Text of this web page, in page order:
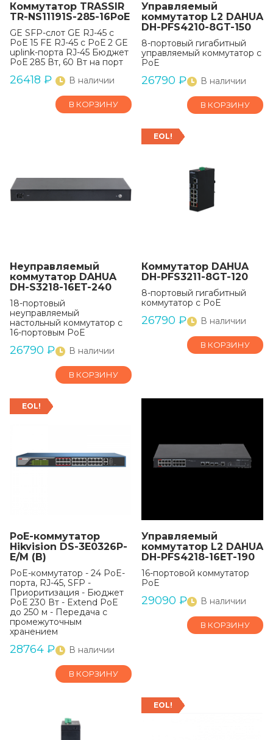
Коммутатор TRASSIR
TR-NS11191S-285-16PoE
GE SFP-слот GE RJ-45 с
РоЕ 15 FE RJ-45 с РоЕ 2 GE
uplink-порта RJ-45 Бюджет
РоЕ 285 Вт, 60 Вт на порт
26418 ₽ В наличии
В КОРЗИНУ
Управляемый
коммутатор L2 DAHUA
DH-PFS4210-8GT-150
8-портовый гигабитный
управляемый коммутатор с
PoE
26790 ₽ В наличии
В КОРЗИНУ
Неуправляемый
коммутатор DAHUA
DH-S3218-16ET-240
18-портовый
неуправляемый
настольный коммутатор с
16-портовым PoE
26790 ₽ В наличии
В КОРЗИНУ
EOL!
Коммутатор DAHUA
DH-PFS3211-8GT-120
8-портовый гигабитный
коммутатор с PoE
26790 ₽ В наличии
В КОРЗИНУ
EOL!
PoE-коммутатор
Hikvision DS-3E0326P-
E/M (B)
PoE-коммутатор - 24 PoE-
порта, RJ-45, SFP -
Приоритизация - Бюджет
РоЕ 230 Вт - Extend PoE
до 250 м - Передача с
промежуточным
хранением
28764 ₽ В наличии
В КОРЗИНУ
Управляемый
коммутатор L2 DAHUA
DH-PFS4218-16ET-190
16-портовой коммутатор
PoE
29090 ₽ В наличии
В КОРЗИНУ
EOL!